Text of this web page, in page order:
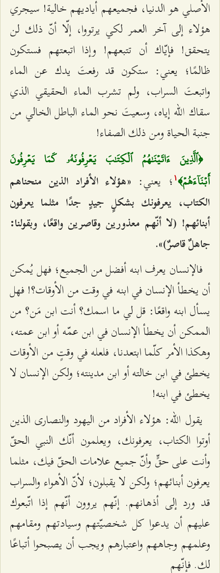
الأصلي هو الدنيا، فجميعهم أياديهم خالية! سيجري
هؤلاء إلى آخر العمر لكي يرتووا، إلّا أنّ ذلك لن
يتحقق! فإيّاك أن تتبعهم! وإذا اتبعتهم فستكون
ظالمًا؛ يعني: ستكون قد رفعتَ يدك عن الماء
واتبعتَ السراب، ولم تشرب الماء الحقيقي الذي
سقاك الله إياه، وسعيتَ نحو الماء الباطل الخالي من
جنبة الحياة ومن ذلك الصفاء!
﴿ٱلَّذِينَ ءَاتَيۡنَٰهُمُ ٱلۡكِتَٰبَ يَعۡرِفُونَهُۥ كَمَا يَعۡرِفُونَ
أَبۡنَآءَهُمۡ﴾۱ ؛ يعني: «هؤلاء الأفراد الذين منحناهم
الكتاب، يعرفونك بشكلٍ جيدٍ جدًا مثلما يعرفون
أبنائهم! (لا أنّهم معذورين وقاصرين واقعًا، وبقولنا:
جاهلٌ قاصرٌ)».
فالإنسان يعرف ابنه أفضل من الجميع؛ فهل يُمكن
أن يخطأ الإنسان في ابنه في وقت من الأوقات؟! فهل
يسأل ابنه واقعًا: قل لي ما اسمك؟ أنت ابن مَن؟ من
الممكن أن يخطأ الإنسان في ابن عمّه أو ابن عمته،
وهكذا الأمر كلّما ابتعدنا، فلعله في وقتٍ من الأوقات
يخطئ في ابن خالته أو ابن مدينته؛ ولكن الإنسان لا
يخطئ في ابنه!
يقول الله: هؤلاء الأفراد من اليهود والنصارى الذين
أوتوا الكتاب، يعرفونك، ويعلمون أنّك النبي الحقّ
وأنت على حقٍّ وأنّ جميع علامات الحقّ فيك، مثلما
يعرفون أبنائهم؛ ولكن لا يقبلون؛ لأنّ الأهواء والسراب
قد ورد إلى أذهانهم. إنّهم يروون أنّهم إذا اتّبعوك
عليهم أن يدعوا كل شخصيّتهم وسيادتهم ومقامهم
وعلمهم وجاههم واعتبارهم ويجب أن يصبحوا أتباعًا
لك. فإنّهم